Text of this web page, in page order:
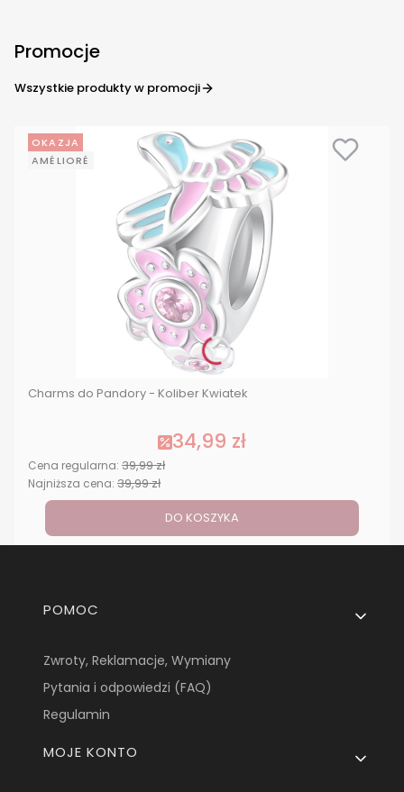
Promocje
Wszystkie produkty w promocji
OKAZJA
AMÉLIORÉ
Charms do Pandory - Koliber Kwiatek
34,99 zł
Cena regularna: 39,99 zł
Najniższa cena: 39,99 zł
DO KOSZYKA
Linki w stopce
POMOC
Zwroty, Reklamacje, Wymiany
Pytania i odpowiedzi (FAQ)
Regulamin
MOJE KONTO